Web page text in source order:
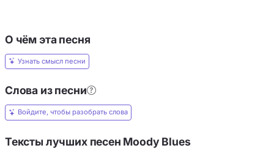
О чём эта песня
Узнать смысл песни
Слова из песни
Войдите, чтобы разобрать слова
Тексты лучших песен Moody Blues